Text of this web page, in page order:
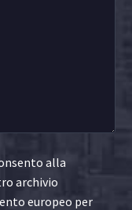
alla
archivio
europeo per